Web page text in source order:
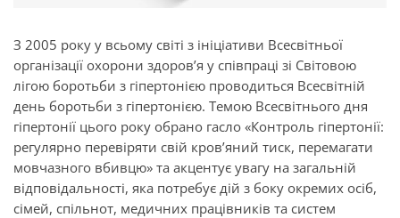
З 2005 року у всьому світі з ініціативи Всесвітньої
організації охорони здоров’я у співпраці зі Світовою
лігою боротьби з гіпертонією проводиться Всесвітній
день боротьби з гіпертонією. Темою Всесвітнього дня
гіпертонії цього року обрано гасло «Контроль гіпертонії:
регулярно перевіряти свій кров’яний тиск, перемагати
мовчазного вбивцю» та акцентує увагу на загальній
відповідальності, яка потребує дій з боку окремих осіб,
сімей, спільнот, медичних працівників та систем